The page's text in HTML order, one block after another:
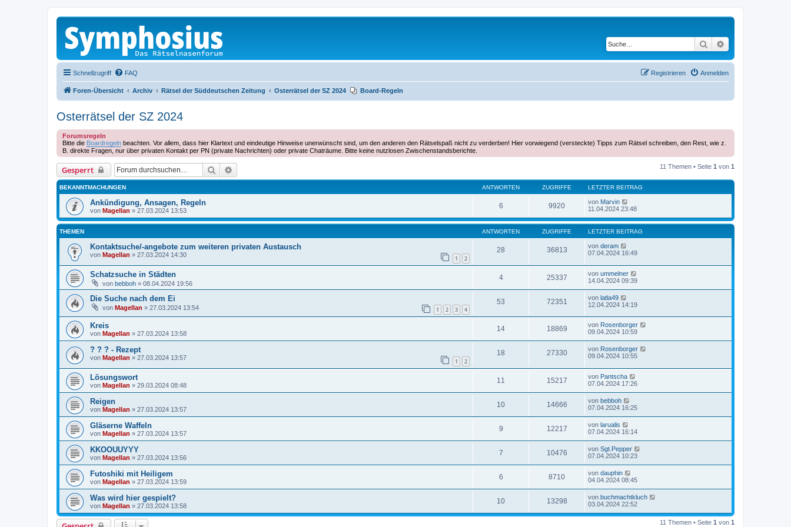
Suche
Schnellzugriff FAQ Anmelden
Registrieren
Foren-Übersicht Archiv Rätsel der Süddeutschen Zeitung Osterrätsel der SZ 2024 Board-Regeln
Osterrätsel der SZ 2024
Forumsregeln
Bitte die Boardregeln beachten. Vor allem, dass hier Klartext und eindeutige Hinweise unerwünscht sind, um den anderen den Rätselspaß nicht zu verderben! Hier vorwiegend (versteckte) Tipps zum Rätsel schreiben, den Rest, wie z.
B. direkte Fragen, nur über privaten Kontakt per PN (private Nachrichten) oder private Chaträume. Bitte keine nutzlosen Zwischenstandsberichte.
Gesperrt Suche 11 Themen • Seite 1 von 1
BEKANNTMACHUNGEN ANTWORTEN ZUGRIFFE LETZTER BEITRAG
Ankündigung, Ansagen, Regeln
von Magellan » 27.03.2024 13:53
6 9920 von Marvin
11.04.2024 23:48
THEMEN ANTWORTEN ZUGRIFFE LETZTER BEITRAG
Kontaktsuche/-angebote zum weiteren privaten Austausch
von Magellan » 27.03.2024 14:30 1 2
28 36813 von deram
07.04.2024 16:49
Schatzsuche in Städten
von bebboh » 08.04.2024 19:56
4 25337 von ummelner
14.04.2024 09:39
Die Suche nach dem Ei
von Magellan » 27.03.2024 13:54 1 2 3 4
53 72351 von latla49
12.04.2024 14:19
Kreis
von Magellan » 27.03.2024 13:58
14 18869 von Rosenborger
09.04.2024 10:59
? ? ? - Rezept
von Magellan » 27.03.2024 13:57 1 2
18 27330 von Rosenborger
09.04.2024 10:55
Lösungswort
von Magellan » 29.03.2024 08:48
11 15217 von Pantscha
07.04.2024 17:26
Reigen
von Magellan » 27.03.2024 13:57
10 14666 von bebboh
07.04.2024 16:25
Gläserne Waffeln
von Magellan » 27.03.2024 13:57
9 12217 von larualis
07.04.2024 16:14
KKOOUUYYY
von Magellan » 27.03.2024 13:56
7 10476 von Sgt.Pepper
07.04.2024 10:23
Futoshiki mit Heiligem
von Magellan » 27.03.2024 13:59
6 8710 von dauphin
04.04.2024 08:45
Was wird hier gespielt?
von Magellan » 27.03.2024 13:58
10 13298 von buchmachtkluch
03.04.2024 22:52
11 Themen • Seite 1 von 1